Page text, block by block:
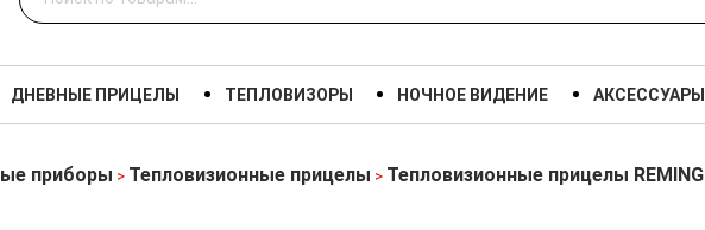
ДНЕВНЫЕ ПРИЦЕЛЫ ТЕПЛОВИЗОРЫ НОЧНОЕ ВИДЕНИЕ
приборы > Тепловизионные прицелы > Тепловизионные прицелы